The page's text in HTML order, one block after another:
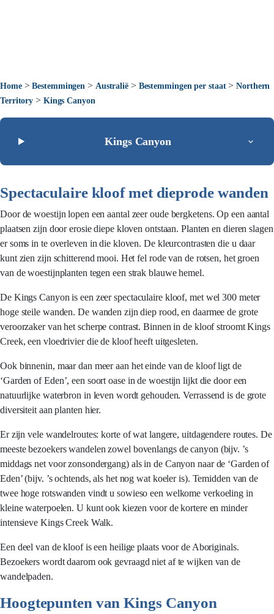
Home>Bestemmingen > Australië> Bestemmingen per staat>Northern
Territory > Kings Canyon
Kings Canyon
Spectaculaire kloof met dieprode wanden
Door de woestijn lopen een aantal zeer oude bergketens. Op een aantal
plaatsen zijn door erosie diepe kloven ontstaan. Planten en dieren slagen
er soms in te overleven in die kloven. De kleurcontrasten die u daar
kunt zien zijn schitterend mooi. Het fel rode van de rotsen, het groen
van de woestijnplanten tegen een strak blauwe hemel.
De Kings Canyon is een zeer spectaculaire kloof, met wel 300 meter
hoge steile wanden. De wanden zijn diep rood, en daarmee de grote
veroorzaker van het scherpe contrast. Binnen in de kloof stroomt Kings
Creek, een vloedrivier die de kloof heeft uitgesleten.
Ook binnenin, maar dan meer aan het einde van de kloof ligt de
‘Garden of Eden’, een soort oase in de woestijn lijkt die door een
natuurlijke waterbron in leven wordt gehouden. Verrassend is de grote
diversiteit aan planten hier.
Er zijn vele wandelroutes: korte of wat langere, uitdagendere routes. De
meeste bezoekers wandelen zowel bovenlangs de canyon (bijv. ’s
middags net voor zonsondergang) als in de Canyon naar de ‘Garden of
Eden’ (bijv. ’s ochtends, als het nog wat koeler is). Temidden van de
twee hoge rotswanden vindt u sowieso een welkome verkoeling in
kleine waterpoelen. U kunt ook kiezen voor de kortere en minder
intensieve Kings Creek Walk.
Een deel van de kloof is een heilige plaats voor de Aboriginals.
Bezoekers wordt daarom ook gevraagd niet af te wijken van de
wandelpaden.
Hoogtepunten van Kings Canyon